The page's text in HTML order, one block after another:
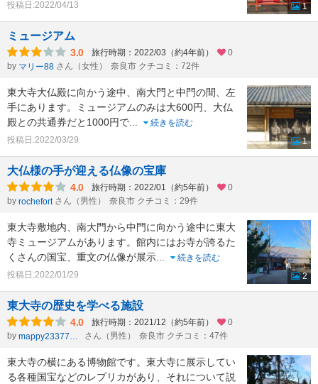
投稿日:2022/04/13
1
ミュージアム
3.0 旅行時期：2022/03（約4年前）
0
by マリー88 さん（女性） 奈良市 クチコミ：72件
東大寺大仏殿に向かう途中、南大門と中門の間、左
手にあります。ミュージアムのみは大600円、大仏
殿との共通券だと1000円で
続きを読む
投稿日:2022/03/29
1
大仏様の手が迎える仏像の宝庫
4.0 旅行時期：2022/01（約5年前）
0
by rochefort さん（男性） 奈良市 クチコミ：29件
東大寺敷地内、南大門から中門に向かう途中に東大
寺ミュージアムがあります。館内にはお寺が誇るた
くさんの国宝、重文の仏像が展示
続きを読む
投稿日:2022/01/29
2
東大寺の歴史を学べる施設
4.0 旅行時期：2021/12（約5年前）
0
by
mappy23377803 さん（男性） 奈良市 クチコミ：47件
東大寺の横にある博物館です。東大寺に展示してい
る各種国宝などのレプリカがあり、それについて説